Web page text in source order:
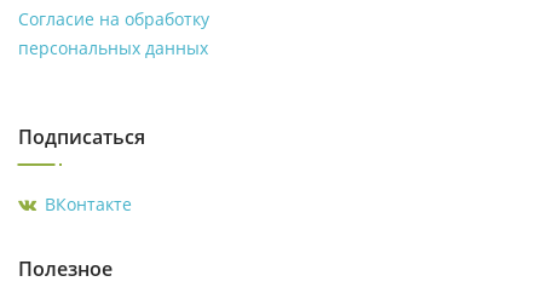
Согласие на обработку
персональных данных
Подписаться
ВКонтакте
Полезное